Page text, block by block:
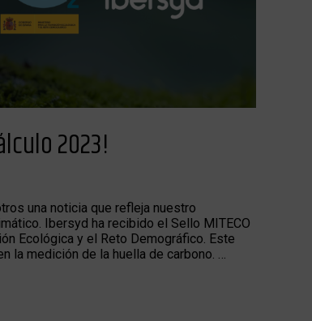
2023!
una noticia que refleja nuestro
Ibersyd ha recibido el Sello MITECO
Ecológica y el Reto Demográfico. Este
medición de la huella de carbono. …